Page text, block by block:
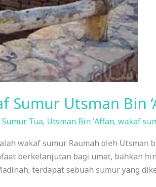
Sumur Utsman Bin
Sumur Tua, Utsman Bin 'Affan, wakaf
wakaf sumur Raumah oleh Utsman
berkelanjutan bagi umat, bahkan
terdapat sebuah sumur yang